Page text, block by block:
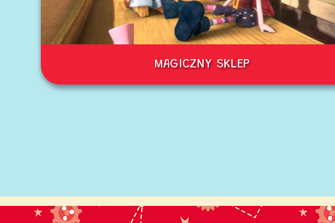
MAGICZNY SKLEP